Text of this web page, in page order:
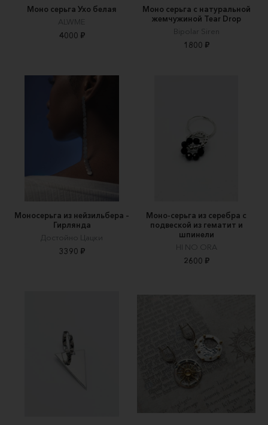
Моно серьга Ухо белая
ALWME
4000 ₽
Моно серьга с натуральной
жемчужиной Tear Drop
Bipolar Siren
1800 ₽
Моносерьга из нейзильбера –
Гирлянда
Достойно Цацки
3390 ₽
Моно-серьга из серебра с
подвеской из гематит и
шпинели
HI NO ORA
2600 ₽